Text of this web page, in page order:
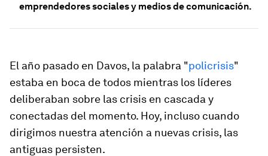
emprendedores sociales y medios de comunicación.
El año pasado en Davos, la palabra "policrisis"
estaba en boca de todos mientras los líderes
deliberaban sobre las crisis en cascada y
conectadas del momento. Hoy, incluso cuando
dirigimos nuestra atención a nuevas crisis, las
antiguas persisten.